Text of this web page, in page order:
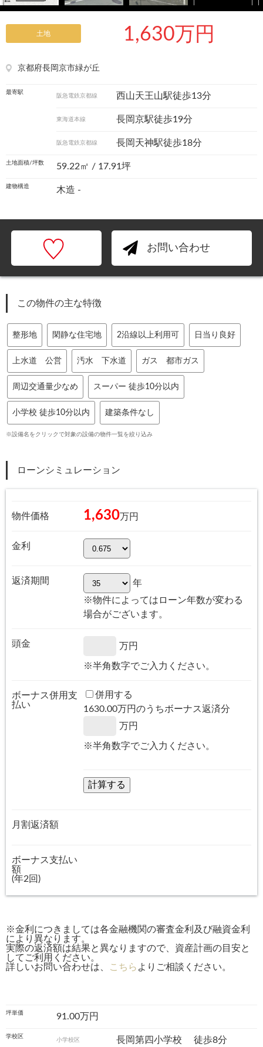
土地 1,630万円
京都府長岡京市緑が丘
最寄駅
阪急電鉄京都線 西山天王山駅徒歩13分
東海道本線 長岡京駅徒歩19分
阪急電鉄京都線 長岡天神駅徒歩18分
土地面積/坪数 59.22㎡ / 17.91坪
建物構造 木造 -
お問い合わせ
この物件の主な特徴
整形地 閑静な住宅地 2沿線以上利用可 日当り良好
上水道 公営 汚水 下水道 ガス 都市ガス
周辺交通量少なめ スーパー 徒歩10分以内
小学校 徒歩10分以内 建築条件なし
※設備名をクリックで対象の設備の物件一覧を絞り込み
ローンシミュレーション
物件価格 1,630万円
金利
返済期間
年
※物件によってはローン年数が変わる
場合がございます。
頭金 万円
※半角数字でご入力ください。
ボーナス併用支
払い
併用する
1630.00万円のうちボーナス返済分
万円
※半角数字でご入力ください。
月割返済額
ボーナス支払い
額
(年2回)
※金利につきましては各金融機関の審査金利及び融資金利
により異なります。
実際の返済額は結果と異なりますので、資産計画の目安と
してご利用ください。
詳しいお問い合わせは、
こちら よりご相談ください。
坪単価 91.00万円
学校区
小学校区 長岡第四小学校 徒歩8分